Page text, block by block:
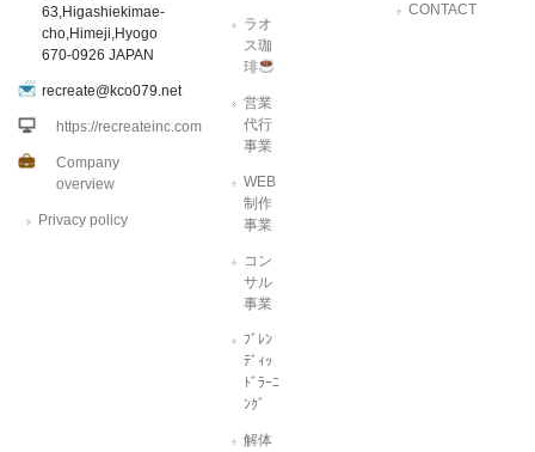
63,Higashiekimae-
cho,Himeji,Hyogo
670-0926 JAPAN
recreate@kco079.net
https://recreateinc.com
Company
overview
Privacy policy
ラオ
ス珈
琲
営業
代行
事業
WEB
制作
事業
コン
サル
事業
ﾌﾞﾚﾝ
ﾃﾞｨｯ
ﾄﾞﾗｰﾆ
ﾝｸﾞ
解体
CONTACT